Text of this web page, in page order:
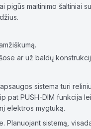
maitinimo šaltiniai
ar už baldų
sistema turi
pat PUSH-DIM funkcija
elektros mygtuką.
Planuojant sistemą,